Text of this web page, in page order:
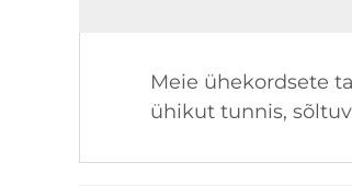
Meie ühekordsete
ühikut tunnis,